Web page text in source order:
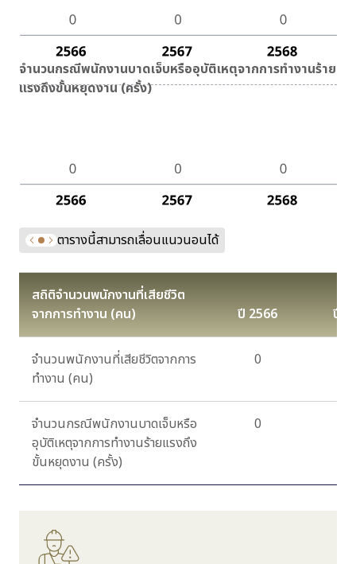
จำนวนกรณีพนักงานบาดเจ็บหรืออุบัติเหตุจากการทำงานร้าย
แรงถึงขั้นหยุดงาน (ครั้ง)
ตารางนี้สามารถเลื่อนแนวนอนได้
สถิติจำนวนพนักงานที่เสียชีวิต
จากการทำงาน (คน)
ปี 2566 ปี
จำนวนพนักงานที่เสียชีวิตจากการ
ทำงาน (คน)
0
จำนวนกรณีพนักงานบาดเจ็บหรือ
อุบัติเหตุจากการทำงานร้ายแรงถึง
ขั้นหยุดงาน (ครั้ง)
0